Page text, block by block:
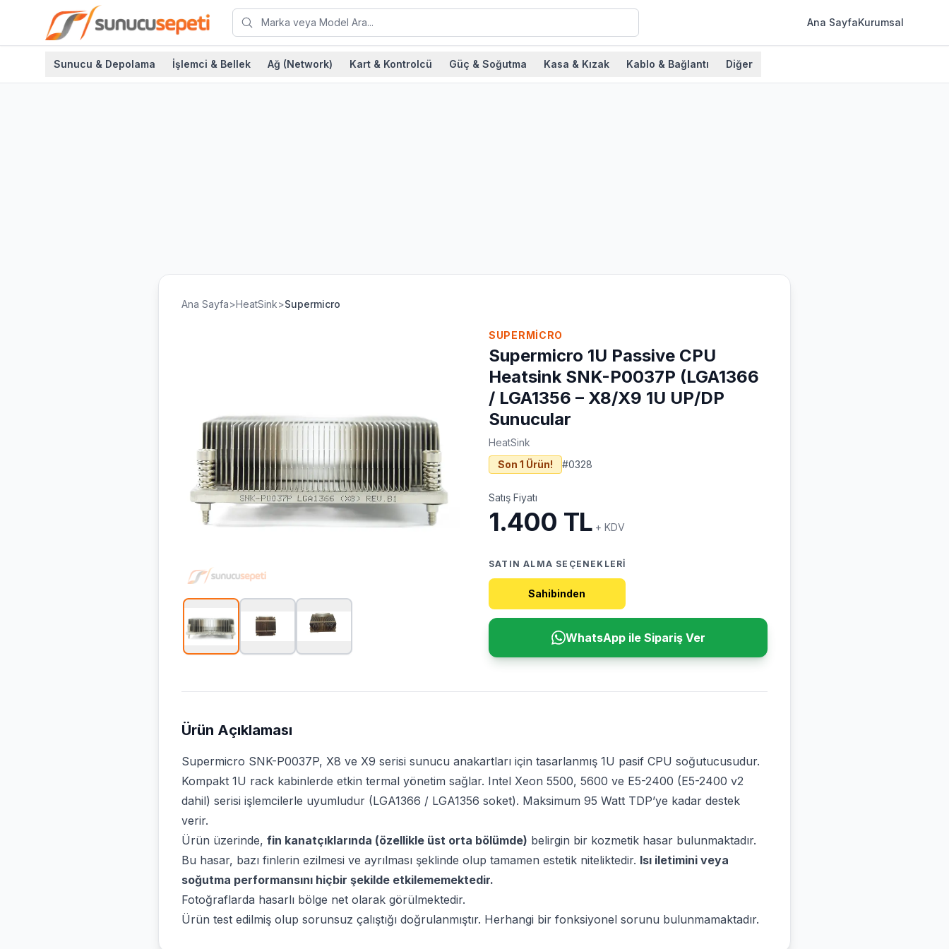
Ana SayfaKurumsal
Sunucu & Depolama İşlemci & Bellek Ağ (Network) Kart & Kontrolcü Güç & Soğutma Kasa & Kızak Kablo & Bağlantı Diğer
Ana Sayfa>HeatSink>Supermicro
SUPERMICRO
Supermicro 1U Passive CPU
Heatsink SNK-P0037P (LGA1366
/ LGA1356 – X8/X9 1U UP/DP
Sunucular
HeatSink
Son 1 Ürün!
#0328
Satış Fiyatı
1.400 TL + KDV
SATIN ALMA SEÇENEKLERI
Sahibinden
WhatsApp ile Sipariş Ver
Ürün Açıklaması
Supermicro SNK-P0037P, X8 ve X9 serisi sunucu anakartları için tasarlanmış 1U pasif CPU soğutucusudur.
Kompakt 1U rack kabinlerde etkin termal yönetim sağlar. Intel Xeon 5500, 5600 ve E5-2400 (E5-2400 v2
dahil) serisi işlemcilerle uyumludur (LGA1366 / LGA1356 soket). Maksimum 95 Watt TDP’ye kadar destek
verir.
Ürün üzerinde, fin kanatçıklarında (özellikle üst orta bölümde) belirgin bir kozmetik hasar bulunmaktadır.
Bu hasar, bazı finlerin ezilmesi ve ayrılması şeklinde olup tamamen estetik niteliktedir. Isı iletimini veya
soğutma performansını hiçbir şekilde etkilememektedir.
Fotoğraflarda hasarlı bölge net olarak görülmektedir.
Ürün test edilmiş olup sorunsuz çalıştığı doğrulanmıştır. Herhangi bir fonksiyonel sorunu bulunmamaktadır.